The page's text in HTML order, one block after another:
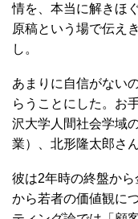
情を、本当に解きほ
原稿という場で伝え
し。
あまりに自信がない
らうことにした。お
沢大学人間社会学域
業）、北形隆太郎さ
彼は2年時の終盤か
から若者の価値観に